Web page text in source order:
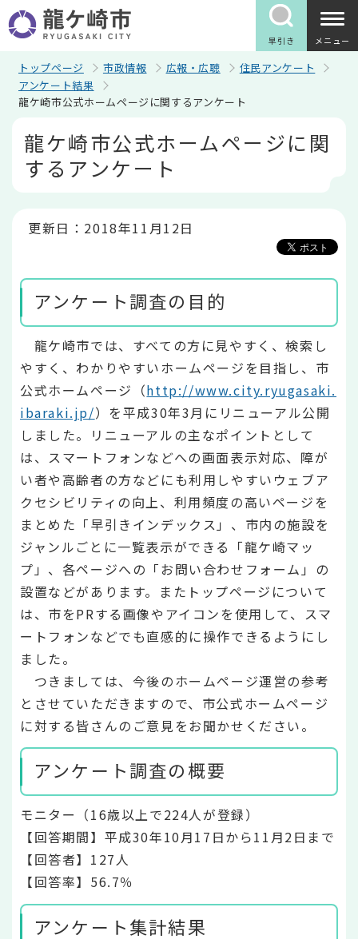
の
ペ
早引き メニュー
トップページ 市政情報 広報・広聴
住民アンケート
アンケート結果
龍ケ崎市公式ホームページに関するアンケート
龍ケ崎市公式ホームページに関
するアンケート
更新日：2018年11月12日
アンケート調査の目的
龍ケ崎市では、すべての方に見やすく、検索し
やすく、わかりやすいホームページを目指し、市
公式ホームページ（http://www.city.ryugasaki.
ibaraki.jp/）を平成30年3月にリニューアル公開
しました。リニューアルの主なポイントとして
は、スマートフォンなどへの画面表示対応、障が
い者や高齢者の方などにも利用しやすいウェブア
クセシビリティの向上、利用頻度の高いページを
まとめた「早引きインデックス」、市内の施設を
ジャンルごとに一覧表示ができる「龍ケ崎マッ
プ」、各ページへの「お問い合わせフォーム」の
設置などがあります。またトップページについて
は、市をPRする画像やアイコンを使用して、スマ
ートフォンなどでも直感的に操作できるようにし
ました。
つきましては、今後のホームページ運営の参考
とさせていただきますので、市公式ホームページ
に対する皆さんのご意見をお聞かせください。
アンケート調査の概要
モニター（16歳以上で224人が登録）
【回答期間】平成30年10月17日から11月2日まで
【回答者】127人
【回答率】56.7％
アンケート集計結果